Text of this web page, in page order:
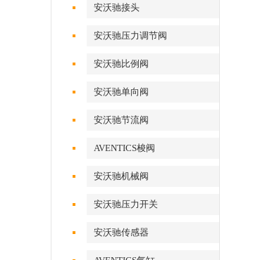
安沃驰接头
安沃驰压力调节阀
安沃驰比例阀
安沃驰单向阀
安沃驰节流阀
AVENTICS梭阀
安沃驰机械阀
安沃驰压力开关
安沃驰传感器